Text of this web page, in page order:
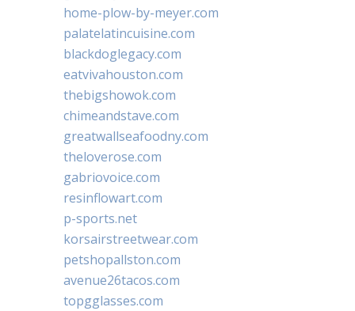
home-plow-by-meyer.com
palatelatincuisine.com
blackdoglegacy.com
eatvivahouston.com
thebigshowok.com
chimeandstave.com
greatwallseafoodny.com
theloverose.com
gabriovoice.com
resinflowart.com
p-sports.net
korsairstreetwear.com
petshopallston.com
avenue26tacos.com
topgglasses.com